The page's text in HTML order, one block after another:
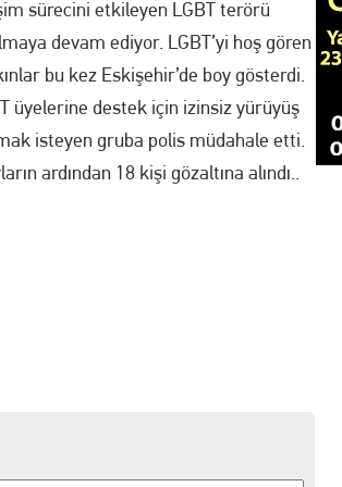
sürecini etkileyen LGBT terörü
devam ediyor. LGBT’yi hoş gören
bu kez Eskişehir’de boy gösterdi.
üyelerine destek için izinsiz yürüyüş
isteyen gruba polis müdahale etti.
ardından 18 kişi gözaltına alındı..